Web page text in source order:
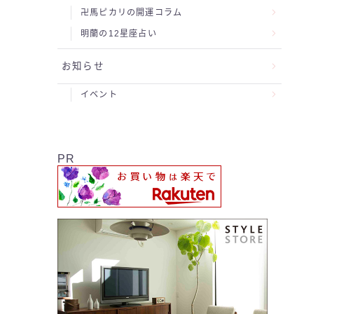
卍馬ピカリの開運コラム
明蘭の12星座占い
お知らせ
イベント
PR